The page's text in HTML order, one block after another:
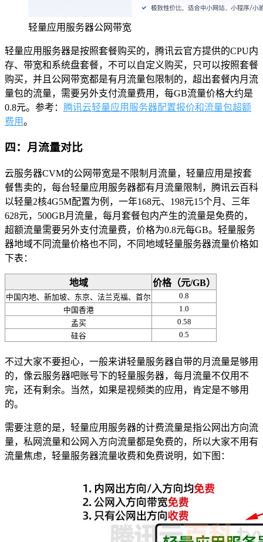
轻量应用服务器公网带宽
轻量应用服务器是按照套餐购买的，腾讯云官方提供的CPU内
存、带宽和系统盘套餐，不可以自定义购买，只可以按照套餐
购买，并且公网带宽都是有月流量包限制的，超出套餐内月流
量包的流量，需要另外支付流量费用，每GB流量价格大约是
0.8元。参考： 腾讯云轻量应用服务器配置报价和流量包超额
费用。
四：月流量对比
云服务器CVM的公网带宽是不限制月流量，轻量应用是按套
餐售卖的，每台轻量应用服务器都有月流量限制，腾讯云百科
以轻量2核4G5M配置为例，一年168元、198元15个月、三年
628元，500GB月流量，每月套餐包内产生的流量是免费的，
超额流量需要另外支付流量费，价格为0.8元每GB。轻量服务
器地域不同流量价格也不同，不同地域轻量服务器流量价格如
下表：
地域 价格（元/GB）
中国内地、新加坡、东京、法兰克福、首尔
0.8
中国香港
1.0
孟买
0.58
硅谷
0.5
不过大家不要担心，一般来讲轻量服务器自带的月流量是够用
的，像云服务器吧账号下的轻量服务器，每月流量不仅用不
完，还有剩余。当然，如果是视频类的应用，肯定是不够用
的。
需要注意的是，轻量应用服务器的计费流量是指公网出方向流
量，私网流量和公网入方向流量都是免费的，所以大家不用有
流量焦虑，轻量服务器流量收费和免费说明，如下图：